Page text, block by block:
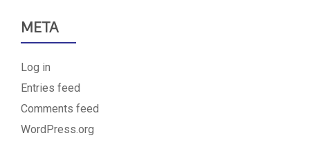
META
Log in
Entries feed
Comments feed
WordPress.org